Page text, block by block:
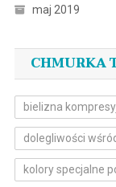
maj 2019
CHMURKA
bielizna
dolegliwości
kolory specjalne